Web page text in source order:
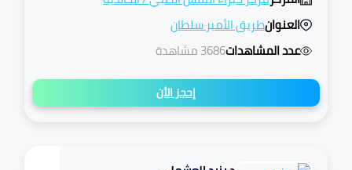
العنوانطريق الأمير سلطان
عدد المشاهدات3686 مشاهدة
إحجز الأن